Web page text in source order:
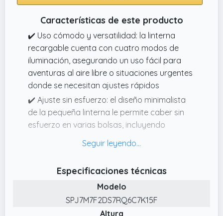
ajustable para usar como linterna frontal
Características de este producto
✔️ Uso cómodo y versatilidad: la linterna
recargable cuenta con cuatro modos de
iluminación, asegurando un uso fácil para
aventuras al aire libre o situaciones urgentes
donde se necesitan ajustes rápidos
✔️ Ajuste sin esfuerzo: el diseño minimalista
de la pequeña linterna le permite caber sin
esfuerzo en varias bolsas, incluyendo
iluminación fiable sin ocupar espacio
nocturnas
✔️ Práctica linterna diaria: la linterna brillante
destaca como una linterna de tarea
confiable, adecuada para proyectos de
Especificaciones técnicas
Modelo
SPJ7M7F2DS7RQ6C7K15F
Altura